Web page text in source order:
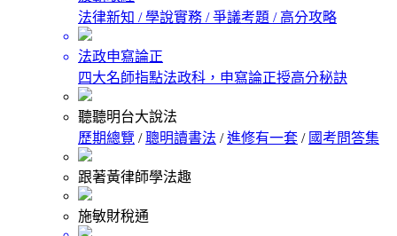
法律新知 / 學說實務 / 爭議考題 / 高分攻略
法政申寫論正
四大名師指點法政科，申寫論正授高分秘訣
聽聽明台大說法
歷期總覽 /聰明讀書法 /進修有一套 / 國考問答集
跟著黃律師學法趣
施敏財稅通